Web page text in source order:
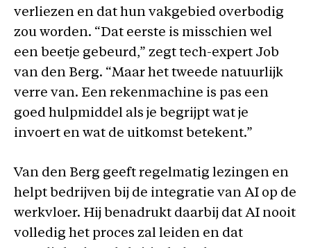
verliezen en dat hun vakgebied overbodig
zou worden. “Dat eerste is misschien wel
een beetje gebeurd,” zegt tech-expert Job
van den Berg. “Maar het tweede natuurlijk
verre van. Een rekenmachine is pas een
goed hulpmiddel als je begrijpt wat je
invoert en wat de uitkomst betekent.”
Van den Berg geeft regelmatig lezingen en
helpt bedrijven bij de integratie van AI op de
werkvloer. Hij benadrukt daarbij dat AI nooit
volledig het proces zal leiden en dat